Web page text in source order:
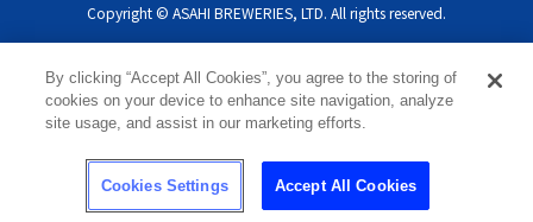
Copyright © ASAHI BREWERIES, LTD. All rights reserved.
By clicking “Accept All Cookies”, you agree to the storing of
cookies on your device to enhance site navigation, analyze
site usage, and assist in our marketing efforts.
Cookies Settings Accept All Cookies